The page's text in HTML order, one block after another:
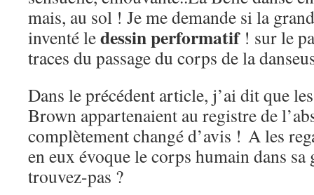
mais, au sol ! Je me demande si la
inventé ledessin performatif! sur le
traces du passage du corps de la
Dans le précédent article, j’ai dit que
Brown appartenaient au registre de
complètement changé d’avis ! A les
en eux évoque le corps humain dans
trouvez-pas ?